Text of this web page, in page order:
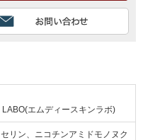
エムディースキンラボ)
リン、ニコチンアミドモノヌク